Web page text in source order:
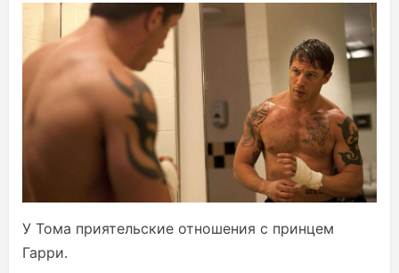
У Тома приятельские отношения с принцем
Гарри.